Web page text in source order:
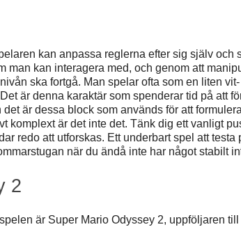
kan anpassa reglerna efter sig själv och
man kan interagera med, och genom att
ska fortgå. Man spelar ofta som en liten vit-
är denna karaktär som spenderar tid på att
är dessa block som används för att formulera
komplext är det inte det. Tänk dig ett vanligt
redo att utforskas. Ett underbart spel att testa
när du ändå inte har något stabilt
2
är Super Mario Odyssey 2, uppföljaren till